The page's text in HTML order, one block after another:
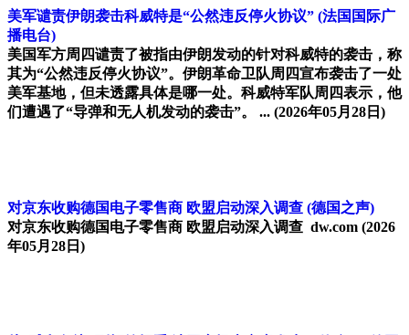
美军谴责伊朗袭击科威特是“公然违反停火协议” (法国国际广
播电台)
美国军方周四谴责了被指由伊朗发动的针对科威特的袭击，称
其为“公然违反停火协议”。伊朗革命卫队周四宣布袭击了一处
美军基地，但未透露具体是哪一处。科威特军队周四表示，他
们遭遇了“导弹和无人机发动的袭击”。 ... (2026年05月28日)
对京东收购德国电子零售商 欧盟启动深入调查 (德国之声)
对京东收购德国电子零售商 欧盟启动深入调查 dw.com (2026
年05月28日)